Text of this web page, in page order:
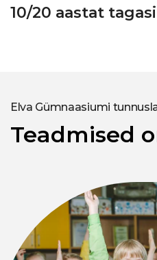
10/20 aastat
Elva Gümnaasiumi
Teadmised